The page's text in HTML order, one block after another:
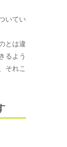
いてい
とは違
るよう
それこ